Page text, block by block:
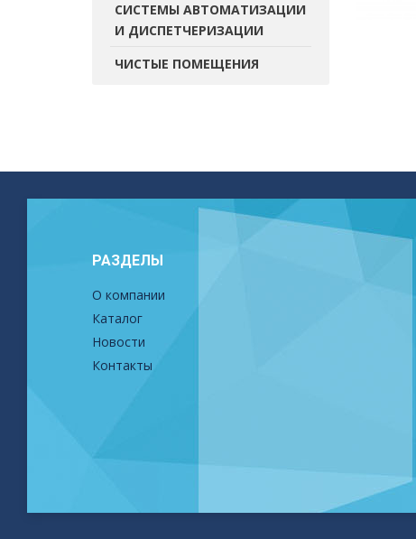
СИСТЕМЫ АВТОМАТИЗАЦИИ
И ДИСПЕТЧЕРИЗАЦИИ
ЧИСТЫЕ ПОМЕЩЕНИЯ
РАЗДЕЛЫ
О компании
Каталог
Новости
Контакты